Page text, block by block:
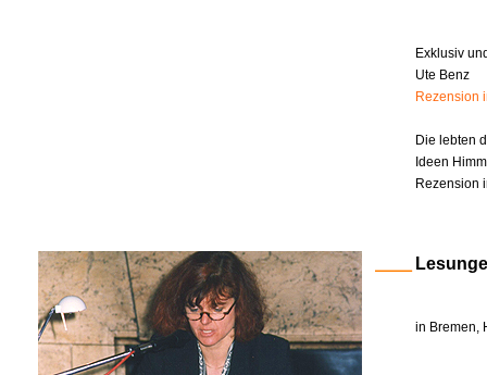
Exklusiv
Ute Benz
Rezension
Die lebten
Ideen
Rezension
in Bremen,